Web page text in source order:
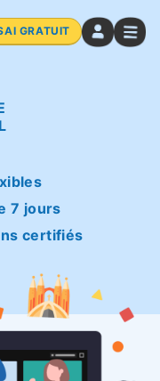
GRATUIT
7 jours
certifiés